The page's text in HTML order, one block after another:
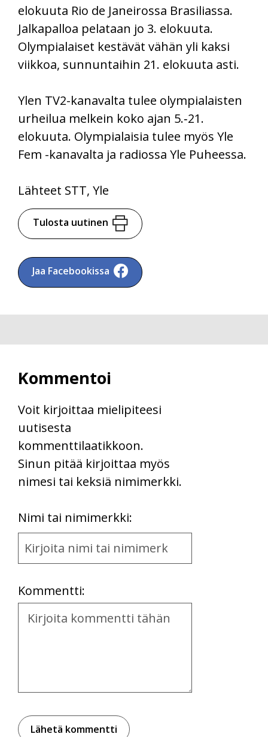
elokuuta Rio de Janeirossa Brasiliassa.
Jalkapalloa pelataan jo 3. elokuuta.
Olympialaiset kestävät vähän yli kaksi
viikkoa, sunnuntaihin 21. elokuuta asti.
Ylen TV2-kanavalta tulee olympialaisten
urheilua melkein koko ajan 5.‑21.
elokuuta. Olympialaisia tulee myös Yle
Fem -kanavalta ja radiossa Yle Puheessa.
Lähteet STT, Yle
Tulosta uutinen
Jaa Facebookissa
Kommentoi
Voit kirjoittaa mielipiteesi
uutisesta
kommenttilaatikkoon.
Sinun pitää kirjoittaa myös
nimesi tai keksiä nimimerkki.
Nimi tai nimimerkki:
Name
and
Kommentti:
Kommentti